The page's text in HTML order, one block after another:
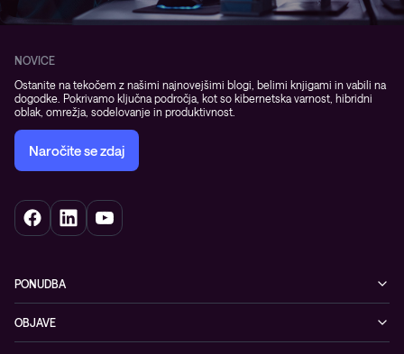
NOVICE
Ostanite na tekočem z našimi najnovejšimi blogi, belimi knjigami in vabili na
dogodke. Pokrivamo ključna področja, kot so kibernetska varnost, hibridni
oblak, omrežja, sodelovanje in produktivnost.
Naročite se zdaj
PONUDBA
Omrežje
OBJAVE